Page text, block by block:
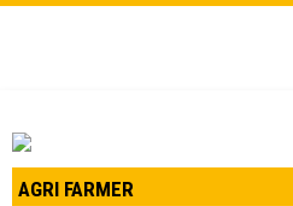
AGRI FARMER